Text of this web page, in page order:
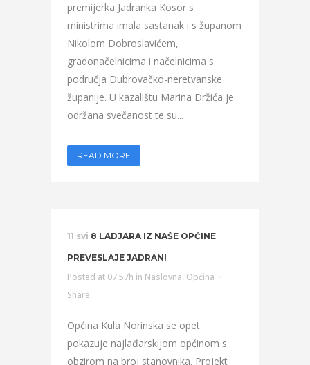
premijerka Jadranka Kosor s
ministrima imala sastanak i s županom
Nikolom Dobroslavićem,
gradonačelnicima i načelnicima s
područja Dubrovačko-neretvanske
županije. U kazalištu Marina Držića je
održana svečanost te su...
READ MORE
11 svi 8 LADJARA IZ NAŠE OPĆINE
PREVESLAJE JADRAN!
Posted at 07:57h in Naslovna, Općina
Share
Općina Kula Norinska se opet
pokazuje najlađarskijom općinom s
obzirom na broj stanovnika. Projekt